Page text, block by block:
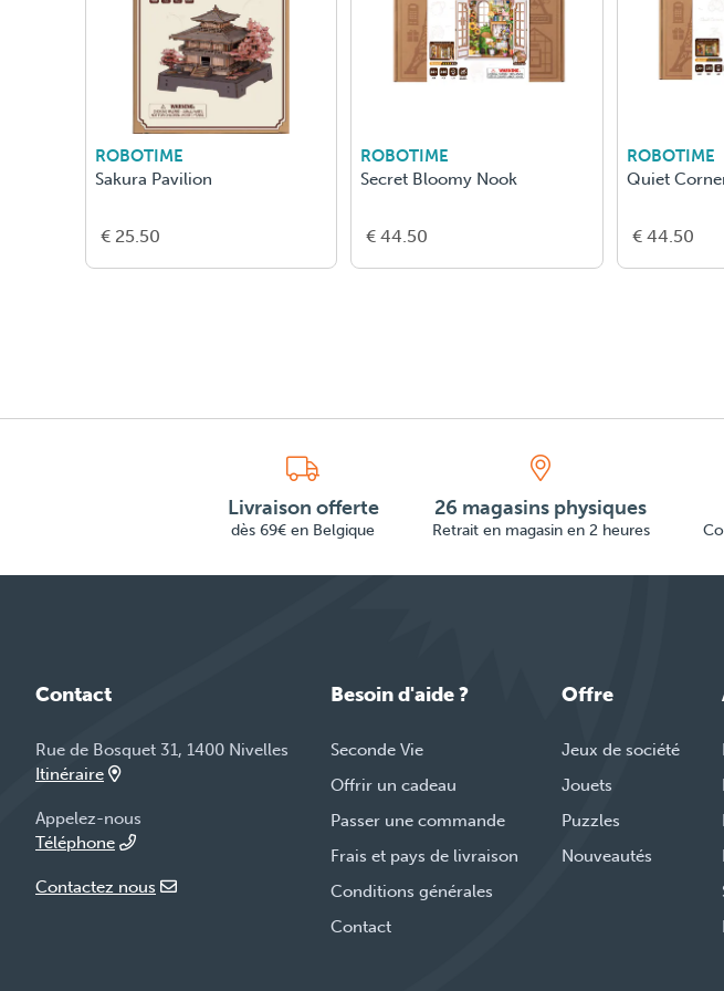
ROBOTIME
Sakura Pavilion
€ 25.50
ROBOTIME
Secret Bloomy Nook
€ 44.50
ROBOTIME
Quiet
€ 44.50
Livraison offerte
dès 69€ en Belgique
26 magasins physiques
Retrait en magasin en 2 heures
Contact
Rue de Bosquet 31, 1400 Nivelles
Itinéraire
Appelez-nous
Téléphone
Contactez nous
Besoin d'aide ?
Seconde Vie
Offrir un cadeau
Passer une commande
Frais et pays de livraison
Conditions générales
Contact
Offre
Jeux de société
Jouets
Puzzles
Nouveautés